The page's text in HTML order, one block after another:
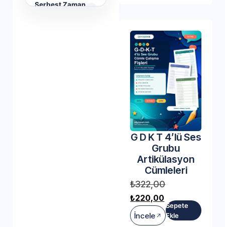
Serbest Zaman
G D K T 4’lü Ses
Grubu
Artikülasyon
Cümleleri
₺322,00
₺220,00
İncele
Sepete
Ekle